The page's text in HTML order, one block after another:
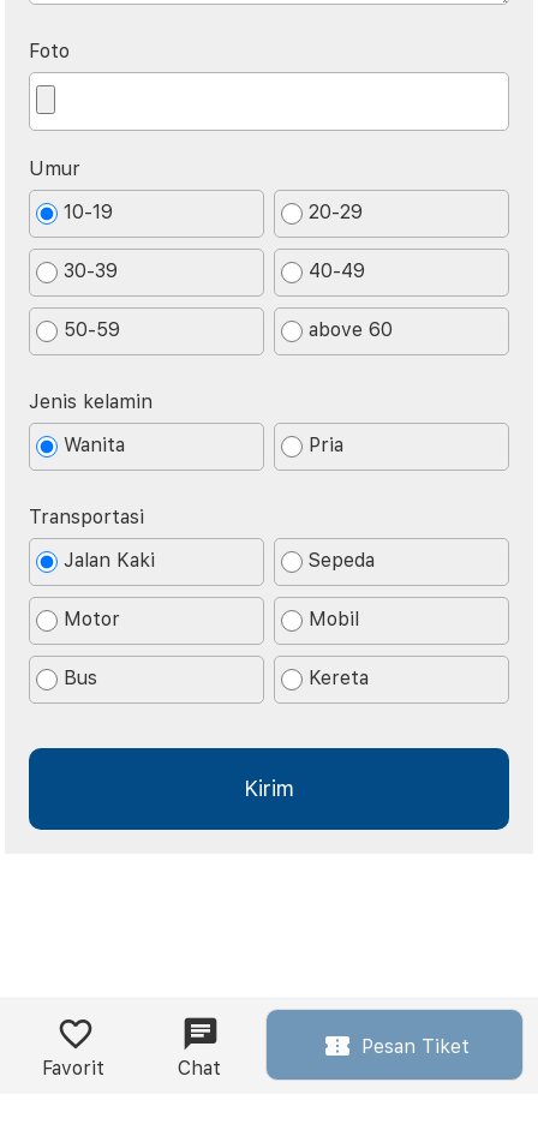
Foto
Umur
10-19
20-29
30-39 40-49
50-59 above 60
Jenis kelamin
Wanita
Pria
Transportasi
Jalan Kaki
Sepeda
Motor Mobil
Bus Kereta
Favorit Chat
Pesan Tiket